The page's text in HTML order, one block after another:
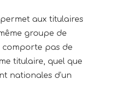
aux titulaires
groupe de
comporte pas de
titulaire, quel que
nationales d’un